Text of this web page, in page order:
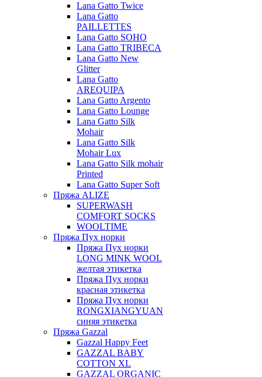
Lana Gatto Twice
Lana Gatto
PAILLETTES
Lana Gatto SOHO
Lana Gatto TRIBECA
Lana Gatto New
Glitter
Lana Gatto
AREQUIPA
Lana Gatto Argento
Lana Gatto Lounge
Lana Gatto Silk
Mohair
Lana Gatto Silk
Mohair Lux
Lana Gatto Silk mohair
Printed
Lana Gatto Super Soft
Пряжа ALIZE
SUPERWASH
COMFORT SOCKS
WOOLTIME
Пряжа Пух норки
Пряжа Пух норки
LONG MINK WOOL
желтая этикетка
Пряжа Пух норки
красная этикетка
Пряжа Пух норки
RONGXIANGYUAN
синяя этикетка
Пряжа Gazzal
Gazzal Happy Feet
GAZZAL BABY
COTTON XL
GAZZAL ORGANIC